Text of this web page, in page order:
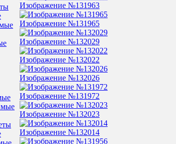
Изображение №131963
Изображение №131965
Изображение №132029
Изображение №132022
Изображение №132026
Изображение №131972
Изображение №132023
Изображение №132014